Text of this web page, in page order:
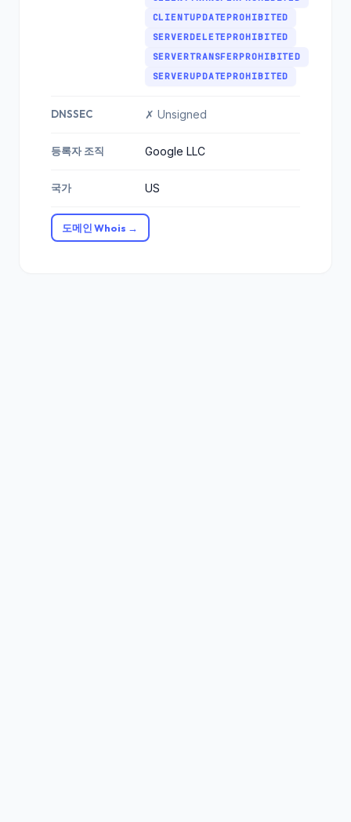
CLIENTUPDATEPROHIBITED
SERVERDELETEPROHIBITED
SERVERTRANSFERPROHIBITED
SERVERUPDATEPROHIBITED
DNSSEC ✗ Unsigned
등록자 조직 Google LLC
국가 US
도메인 Whois →